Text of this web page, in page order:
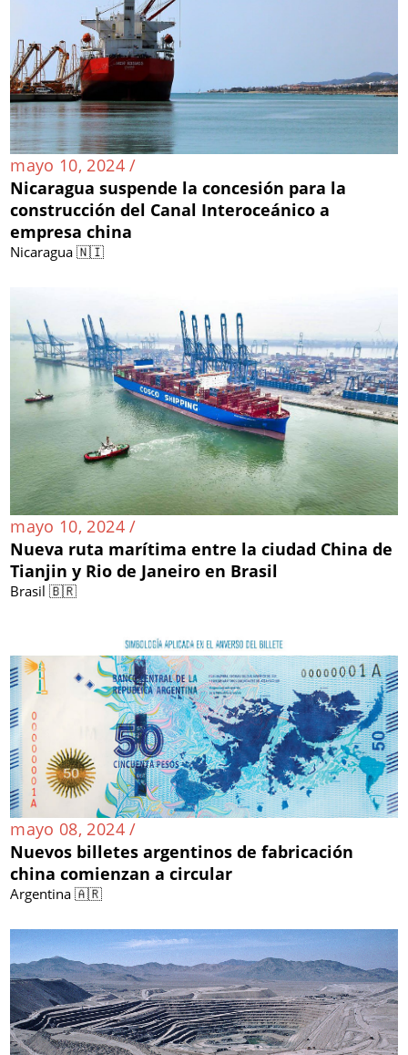
mayo 10, 2024 /
Nicaragua suspende la concesión para la
construcción del Canal Interoceánico a
empresa china
Nicaragua 🇳🇮
mayo 10, 2024 /
Nueva ruta marítima entre la ciudad China de
Tianjin y Rio de Janeiro en Brasil
Brasil 🇧🇷
mayo 08, 2024 /
Nuevos billetes argentinos de fabricación
china comienzan a circular
Argentina 🇦🇷